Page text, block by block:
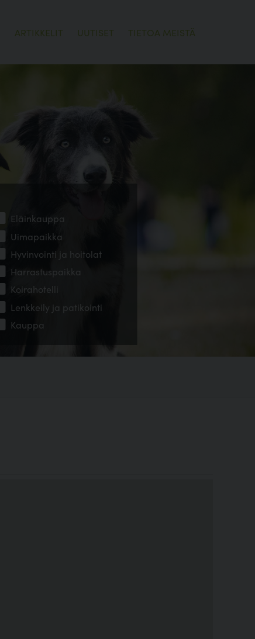
ARTIKKELIT UUTISET TIETOA MEISTÄ
Eläinkauppa
Uimapaikka
Hyvinvointi ja hoitolat
Harrastuspaikka
Koirahotelli
Lenkkeily ja patikointi
Kauppa